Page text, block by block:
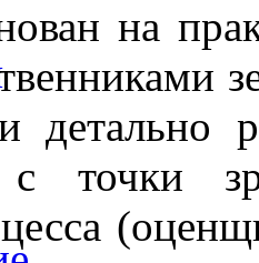
на
детально
точки